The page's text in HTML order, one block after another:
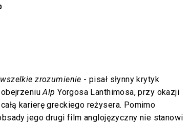
zrozumienie - pisał słynny krytyk
obejrzeniuAlpYorgosa Lanthimosa, przy okazji
karierę greckiego reżysera. Pomimo
jego drugi film anglojęzyczny nie stanowi